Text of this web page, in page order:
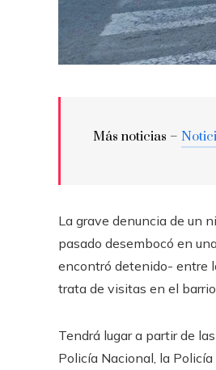
Más noticias –
La grave denuncia de un
pasado desembocó en
encontró detenido- entre
trata de visitas en el
Tendrá lugar a partir de
Policía Nacional, la